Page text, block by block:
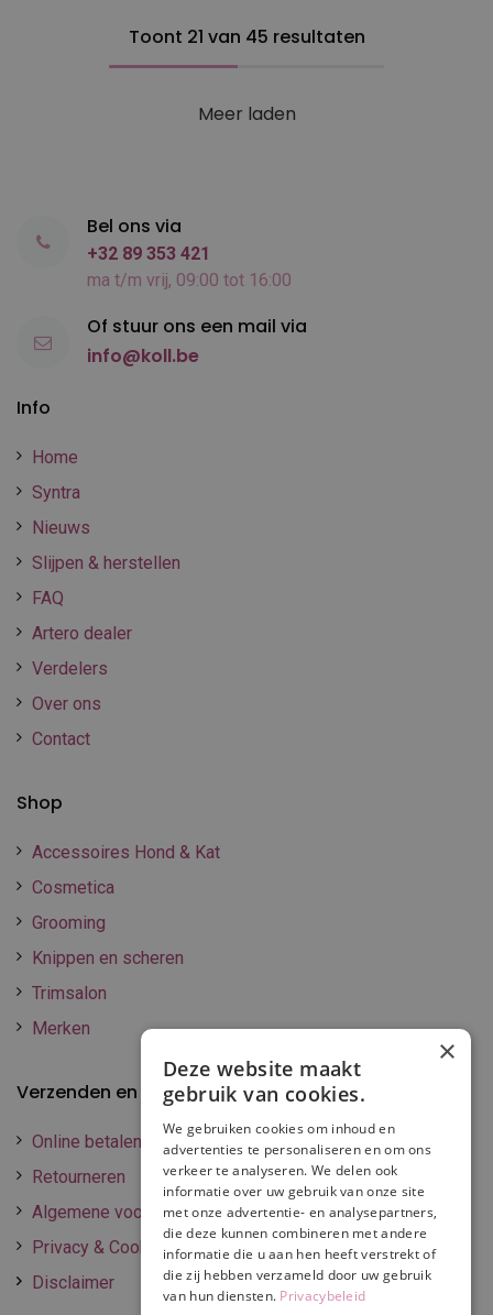
Toont 21 van 45 resultaten
Meer laden
Info
Home
Syntra
Nieuws
Slijpen & herstellen
FAQ
Artero dealer
Verdelers
Over ons
Contact
Shop
Accessoires Hond & Kat
Cosmetica
Grooming
Knippen en scheren
Trimsalon
Merken
Verzenden en betalen
Online betalen
Retourneren
Algemene voorwaarden
Privacy & Cookie policy
Disclaimer
Bel ons via
+32 89 353 421
ma t/m vrij, 09:00 tot 16:00
Of stuur ons een mail via
info@koll.be
×
Deze website maakt
gebruik van cookies.
We gebruiken cookies om inhoud en
advertenties te personaliseren en om ons
verkeer te analyseren. We delen ook
informatie over uw gebruik van onze site
met onze advertentie- en analysepartners,
die deze kunnen combineren met andere
informatie die u aan hen heeft verstrekt of
die zij hebben verzameld door uw gebruik
van hun diensten. Privacybeleid